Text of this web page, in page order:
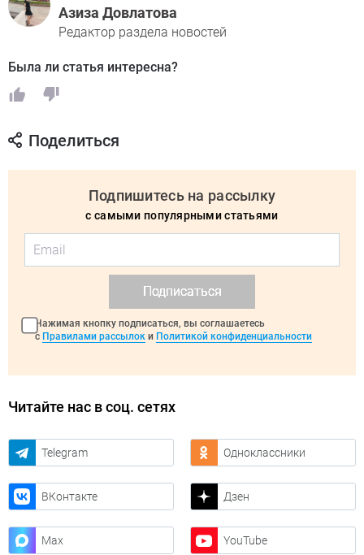
Азиза Довлатова
Редактор раздела новостей
Была ли статья интересна?
Поделиться
Подпишитесь на рассылку
с самыми популярными статьями
Подписаться
Нажимая кнопку подписаться, вы соглашаетесь
с Правилами рассылок и Политикой конфиденциальности
Читайте нас в соц. сетях
Telegram Одноклассники
ВКонтакте Дзен
Max YouTube